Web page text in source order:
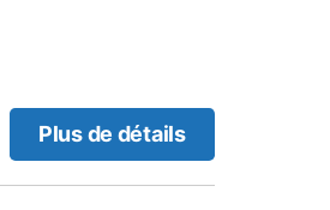
Plus de détails